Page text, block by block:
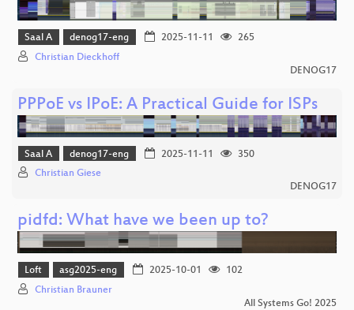
Saal A denog17-eng 2025-11-11
265
Christian Dieckhoff
DENOG17
PPPoE vs IPoE: A Practical Guide for ISPs
Saal A denog17-eng 2025-11-11
350
Christian Giese
DENOG17
pidfd: What have we been up to?
Loft asg2025-eng 2025-10-01
102
Christian Brauner
All Systems Go! 2025